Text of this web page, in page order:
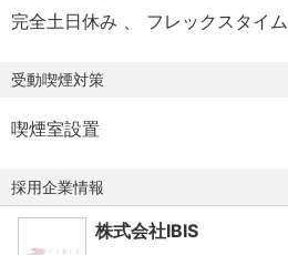
ンキング第1位
■cado FOEHN LITE（布団乾燥機
└DIMEトレンド大賞2024 家電部
└プロが使うヘアアイロンとして
ト”シリーズ
・デザイン家電が好きで、企画か
・コミュニケーション能力があり
・プロダクトマネージャーの経験
戦していきたい方
完全土日休み フレックスタイム
受動喫煙対策
喫煙室設置
採用企業情報
株式会社IBIS